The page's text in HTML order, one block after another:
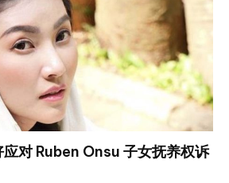
对 Ruben Onsu 子女抚养权诉